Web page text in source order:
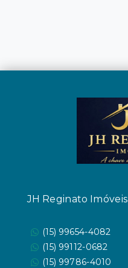
JH Reginato Imóveis
(15) 99654-4082
(15) 99112-0682
(15) 99786-4010